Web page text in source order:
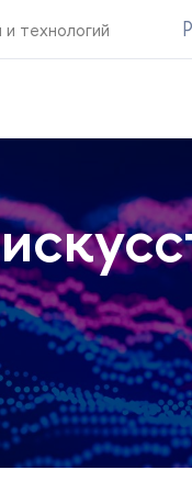
технологий